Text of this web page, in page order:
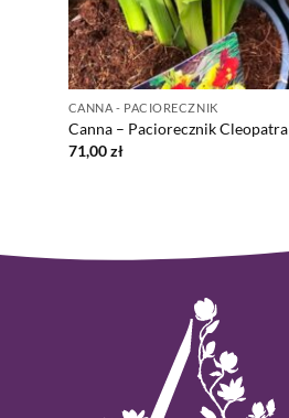
CANNA - PACIORECZNIK
Canna – Paciorecznik Cleopatra
71,00zł